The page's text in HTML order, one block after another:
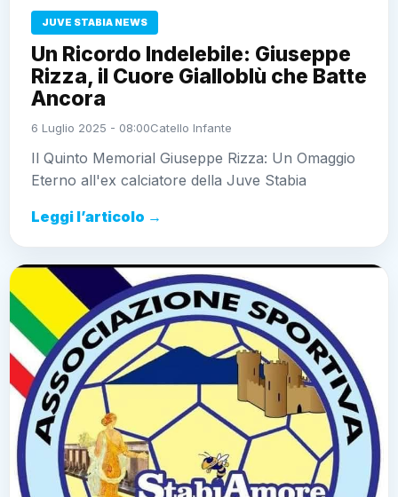
JUVE STABIA NEWS
Un Ricordo Indelebile: Giuseppe
Rizza, il Cuore Gialloblù che Batte
Ancora
6 Luglio 2025 - 08:00Catello Infante
Il Quinto Memorial Giuseppe Rizza: Un Omaggio
Eterno all'ex calciatore della Juve Stabia
Leggi l’articolo →